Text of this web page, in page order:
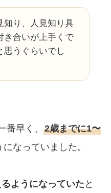
知り、人見知り具
き合いが上手くで
思うぐらいでし
番早く、 2歳までに1〜
になっていました。
ようになっていた と